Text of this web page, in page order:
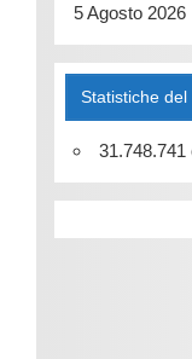
5 Agosto 2026
Statistiche del
31.748.741